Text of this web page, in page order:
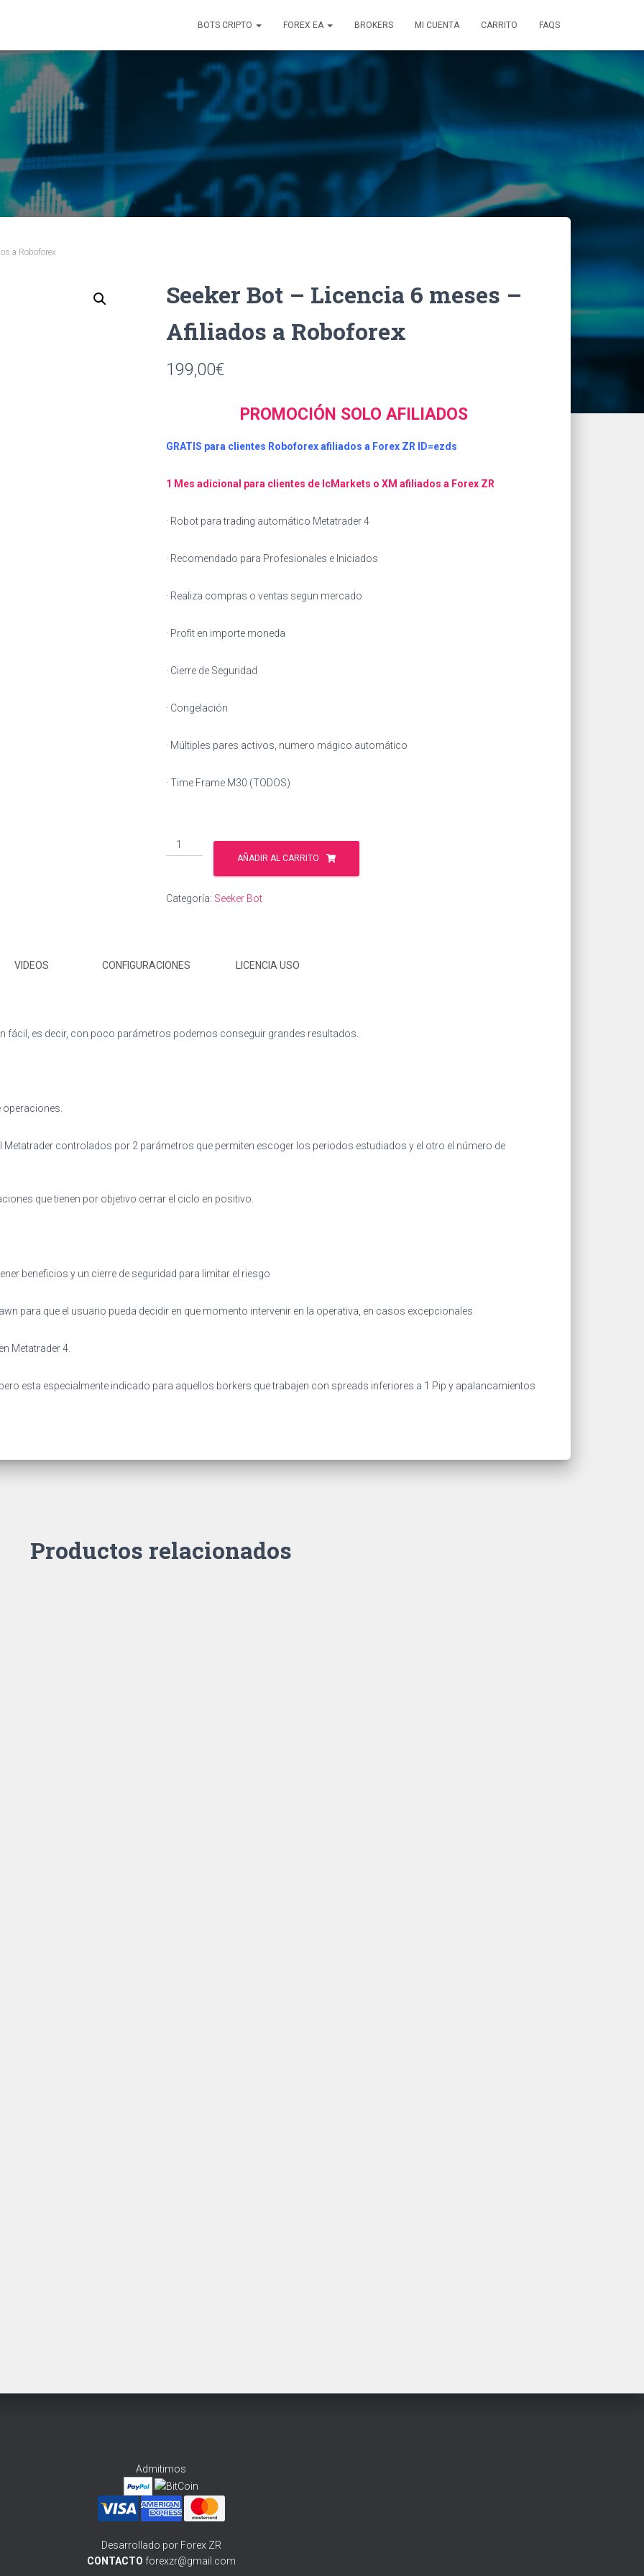
BOTS CRIPTO FOREX EA BROKERS MI CUENTA CARRITO FAQS
a Roboforex
Seeker Bot – Licencia 6 meses –
Afiliados a Roboforex
199,00€
PROMOCIÓN SOLO AFILIADOS
GRATIS para clientes Roboforex afiliados a Forex ZR ID=ezds
1 Mes adicional para clientes de IcMarkets o XM afiliados a Forex ZR
· Robot para trading automático Metatrader 4
· Recomendado para Profesionales e Iniciados
· Realiza compras o ventas segun mercado
· Profit en importe moneda
· Cierre de Seguridad
· Congelación
· Múltiples pares activos, numero mágico automático
· Time Frame M30 (TODOS)
Seeker
Bot
6
a
AÑADIR AL CARRITO
Categoría: Seeker Bot
VIDEOS CONFIGURACIONES LICENCIA USO
fácil, es decir, con poco parámetros podemos conseguir grandes resultados.
operaciones.
Metatrader controlados por 2 parámetros que permiten escoger los periodos estudiados y el otro el número de
que tienen por objetivo cerrar el ciclo en positivo.
beneficios y un cierre de seguridad para limitar el riesgo
para que el usuario pueda decidir en que momento intervenir en la operativa, en casos excepcionales
Metatrader 4.
esta especialmente indicado para aquellos borkers que trabajen con spreads inferiores a 1 Pip y apalancamientos
Productos relacionados
Admitimos
Desarrollado por Forex ZR
CONTACTO forexzr@gmail.com